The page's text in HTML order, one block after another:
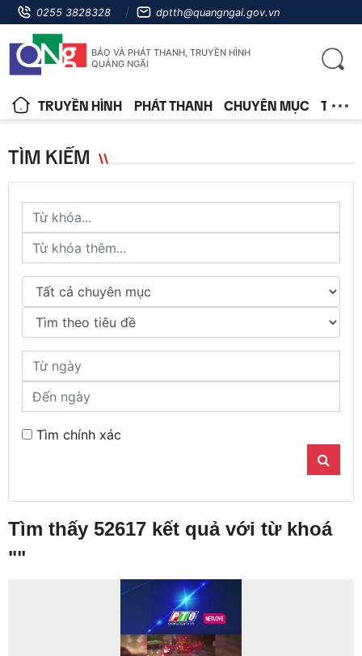
0255 3828328 dptth@quangngai.gov.vn
BÁO VÀ PHÁT THANH, TRUYỀN HÌNH
QUẢNG NGÃI
TRUYỀN HÌNH PHÁT THANH CHUYÊN MỤC TIN
TÌM KIẾM
Tìm chính xác
Tìm thấy 52617 kết quả với từ khoá
""